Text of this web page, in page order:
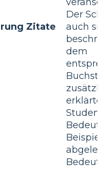
Zitate
Der
auch
dem
erklärte